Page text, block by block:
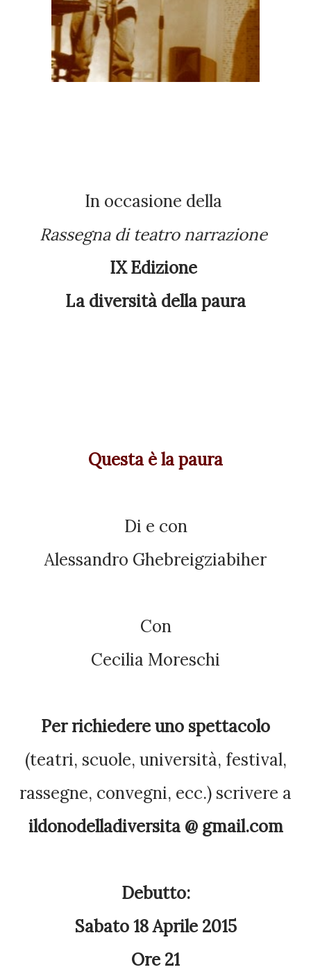
In occasione della
Rassegna di teatro narrazione
IX Edizione
La diversità della paura
Questa è la paura
Di e con
Alessandro Ghebreigziabiher
Con
Cecilia Moreschi
Per richiedere uno spettacolo
(teatri, scuole, università, festival,
rassegne, convegni, ecc.) scrivere a
ildonodelladiversita @ gmail.com
Debutto:
Sabato 18 Aprile 2015
Ore 21